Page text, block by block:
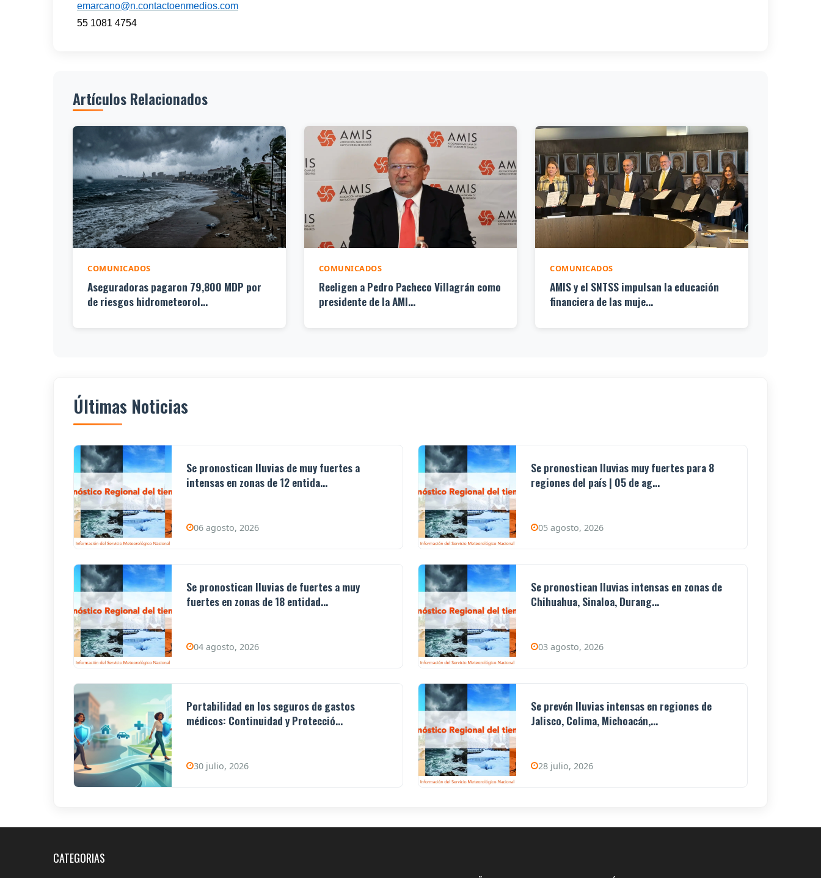
emarcano@n.contactoenmedios.com
55 1081 4754
Artículos Relacionados
COMUNICADOS
Aseguradoras pagaron 79,800 MDP por
de riesgos hidrometeorol...
COMUNICADOS
Reeligen a Pedro Pacheco Villagrán como
presidente de la AMI...
COMUNICADOS
AMIS y el SNTSS impulsan la educación
financiera de las muje...
Últimas Noticias
Se pronostican lluvias de muy fuertes a
intensas en zonas de 12 entida...
06 agosto, 2026
Se pronostican lluvias muy fuertes para 8
regiones del país | 05 de ag...
05 agosto, 2026
Se pronostican lluvias de fuertes a muy
fuertes en zonas de 18 entidad...
04 agosto, 2026
Se pronostican lluvias intensas en zonas de
Chihuahua, Sinaloa, Durang...
03 agosto, 2026
Portabilidad en los seguros de gastos
médicos: Continuidad y Protecció...
30 julio, 2026
Se prevén lluvias intensas en regiones de
Jalisco, Colima, Michoacán,...
28 julio, 2026
CATEGORIAS